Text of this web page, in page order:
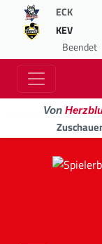
ECK
KEV
Beendet
Von